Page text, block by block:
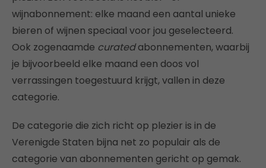
wijnabonnement: elke maand een aantal unieke
bieren of wijnen speciaal voor jou geselecteerd.
Ook zogenaamde curatedabonnementen, waarbij
je bijvoorbeeld elke maand een doos vol
verrassingen toegestuurd krijgt, vallen in deze
categorie.
De categorie die zich richt op plezier is in de
Verenigde Staten bijna net zo populair als de
categorie van abonnementen gericht op gemak.